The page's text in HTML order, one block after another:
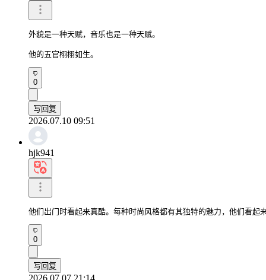
外貌是一种天赋，音乐也是一种天赋。
他的五官栩栩如生。
0
写回复
2026.07.10 09:51
hjk941
他们出门时看起来真酷。每种时尚风格都有其独特的魅力，他们看起
0
写回复
2026.07.07 21:14